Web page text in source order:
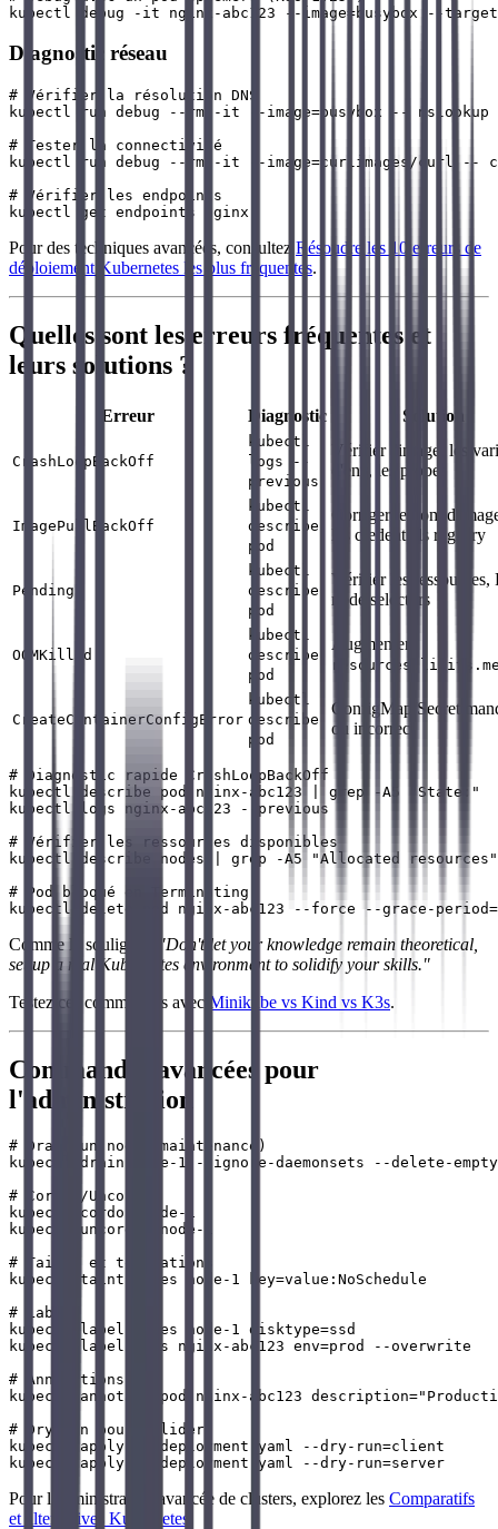
Diagnostic réseau
# Vérifier la résolution DNS
kubectl run debug --rm -it --image=busybox -- nslookup
# Tester la connectivité
kubectl run debug --rm -it --image=curlimages/curl
# Vérifier les endpoints
Pour des techniques avancées, consultez Résoudre les 10 erreurs de
déploiement Kubernetes les plus fréquentes.
Quelles sont les erreurs fréquentes et
leurs solutions ?
Erreur Diagnostic Solution
CrashLoopBackOff
kubectl
logs
--
previous
Vérifier l'image, les
d'env, les probes
ImagePullBackOff
kubectl
describe
pod
Corriger le nom
les credentials registry
Pending
kubectl
describe
pod
Vérifier les ressources,
node selectors
OOMKilled
kubectl
describe
pod
Augmenter
CreateContainerConfigError
kubectl
describe
pod
ConfigMap/Secret
ou incorrect
# Diagnostic rapide CrashLoopBackOff
kubectl describe pod nginx-abc123 | grep -A5 "State:"
kubectl logs nginx-abc123 --previous
# Vérifier les ressources disponibles
kubectl describe nodes | grep -A5 "Allocated resources"
# Pod bloqué en Terminating
Comme le souligne :
"Don't let your knowledge remain theoretical,
set up a real Kubernetes environment to solidify your skills."
Testez ces commandes avec Minikube vs Kind vs K3s.
Commandes avancées pour
l'administration
# Drain un node (maintenance)
kubectl drain node-1 --ignore-daemonsets --delete-
# Cordon/Uncordon
kubectl cordon node-1
kubectl uncordon node-1
# Taints et tolerations
kubectl taint nodes node-1 key=value:NoSchedule
# Labels
kubectl label nodes node-1 disktype=ssd
kubectl label pods nginx-abc123 env=prod --overwrite
# Annotations
kubectl annotate pod nginx-abc123
# Dry-run pour valider
kubectl apply -f deployment.yaml --dry-run=client
Pour l'administration avancée de clusters, explorez les Comparatifs
et alternatives Kubernetes